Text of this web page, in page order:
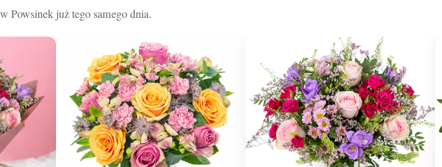
Powsinek już tego samego dnia.